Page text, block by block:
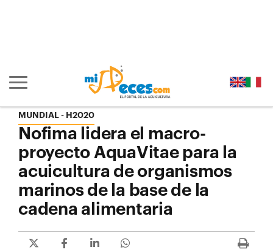
Mostrar/ocultar navegación principal
MUNDIAL - H2020
Nofima lidera el macro-
proyecto AquaVitae para la
acuicultura de organismos
marinos de la base de la
cadena alimentaria